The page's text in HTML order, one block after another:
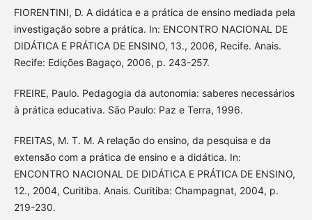
FIORENTINI, D. A didática e a prática de ensino mediada pela
investigação sobre a prática. In: ENCONTRO NACIONAL DE
DIDÁTICA E PRÁTICA DE ENSINO, 13., 2006, Recife. Anais.
Recife: Edições Bagaço, 2006, p. 243-257.
FREIRE, Paulo. Pedagogia da autonomia: saberes necessários
à prática educativa. São Paulo: Paz e Terra, 1996.
FREITAS, M. T. M. A relação do ensino, da pesquisa e da
extensão com a prática de ensino e a didática. In:
ENCONTRO NACIONAL DE DIDÁTICA E PRÁTICA DE ENSINO,
12., 2004, Curitiba. Anais. Curitiba: Champagnat, 2004, p.
219-230.